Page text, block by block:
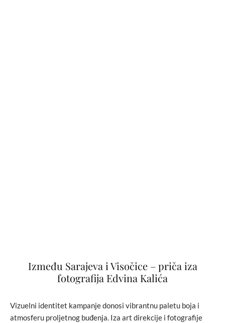
Između Sarajeva i Visočice – priča iza
fotografija Edvina Kalića
Vizuelni identitet kampanje donosi vibrantnu paletu boja i
atmosferu proljetnog buđenja. Iza art direkcije i fotografije